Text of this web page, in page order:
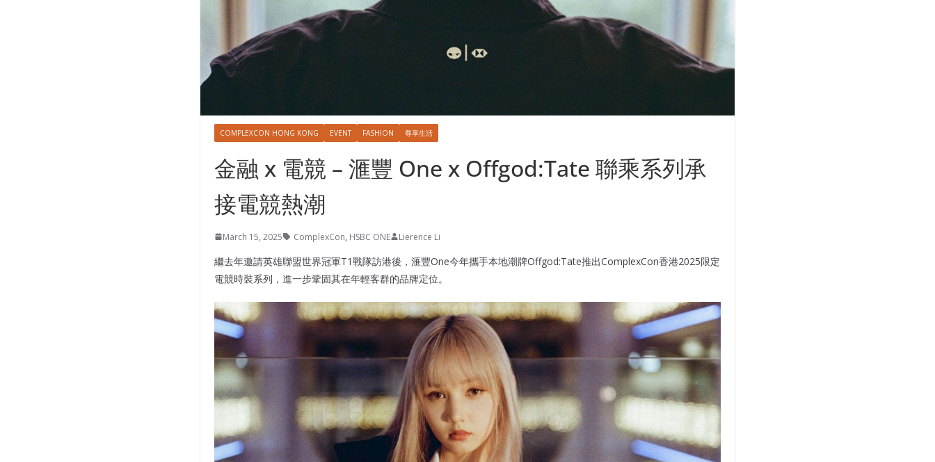
COMPLEXCON HONG KONG EVENT FASHION 尊享生活
金融 x 電競 – 滙豐 One x Offgod:Tate 聯乘系列承
接電競熱潮
March 15, 2025 ComplexCon, HSBC ONE Lierence Li
繼去年邀請英雄聯盟世界冠軍T1戰隊訪港後，滙豐One今年攜手本地潮牌Offgod:Tate推出ComplexCon香港2025限定
電競時裝系列，進一步鞏固其在年輕客群的品牌定位。